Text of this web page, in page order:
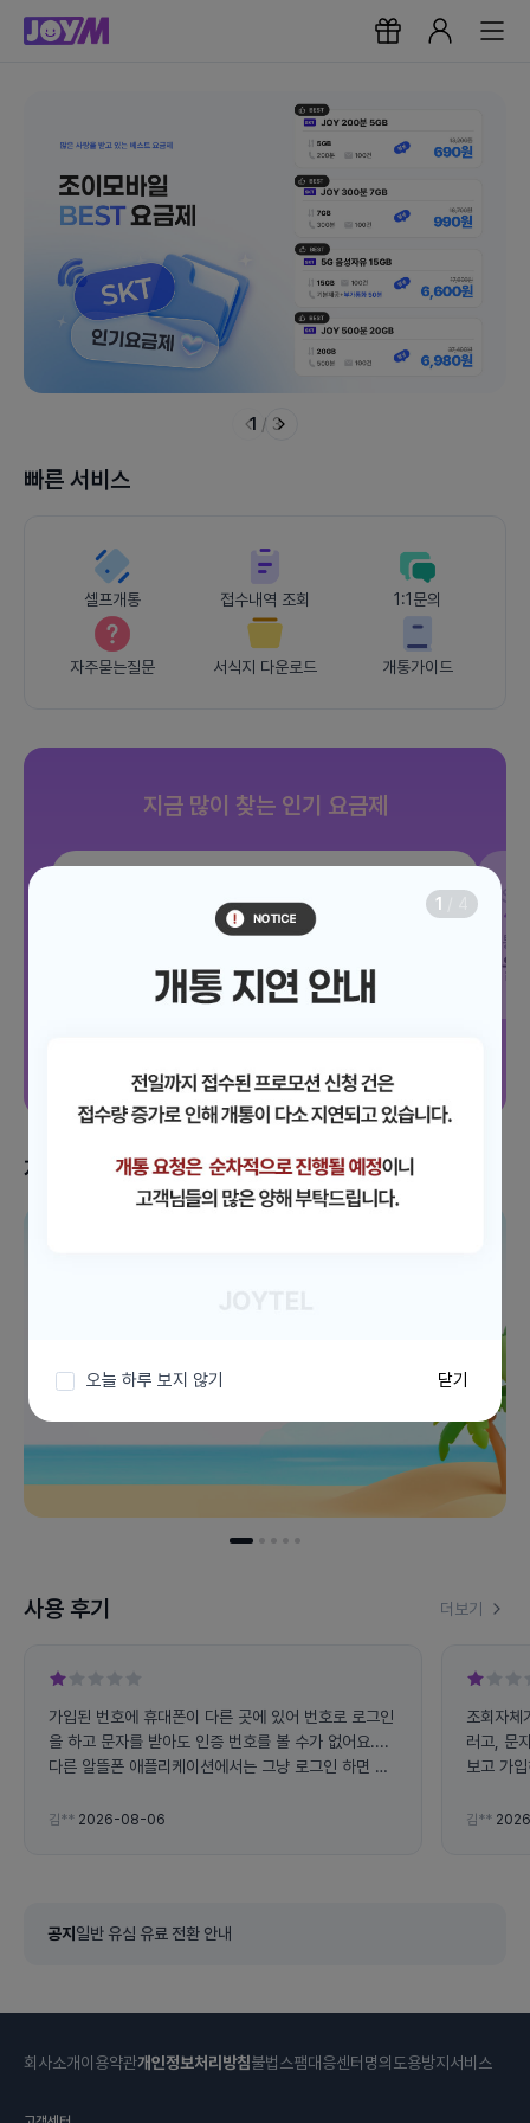
1 / 3
빠른 서비스
셀프개통 접수내역 조회 1:1문의
자주묻는질문 서식지 다운로드 개통가이드
지금 많이 찾는 인기 요금제
조이 음성자유 7GB
문자 100건
월 3,300원/ 평생할인
통
사용 후기 더보기
가입된 번호에 휴대폰이 다른 곳에 있어 번호로 로그인
을 하고 문자를 받아도 인증 번호를 볼 수가 없어요....
다른 알뜰폰 애플리케이션에서는 그냥 로그인 하면 사
하면 불편해요... 그리고 앱에서 자꾸 튕겨지고 문자 인
김** 2026-08-06
조회자체
러고, 문
보고 가
김**
지금 받을 수 있는 혜택 이벤트 더보기
공지 일반 유심 유료 전환 안내
회사소개이용약관개인정보처리방침불법스팸대응센터 명의도용방지서비스
오늘 하루 보지 않기 닫기
1